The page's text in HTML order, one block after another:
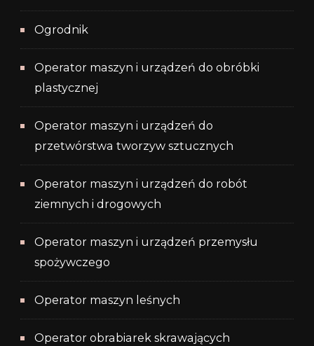
Ogrodnik
Operator maszyn i urządzeń do obróbki
plastycznej
Operator maszyn i urządzeń do
przetwórstwa tworzyw sztucznych
Operator maszyn i urządzeń do robót
ziemnych i drogowych
Operator maszyn i urządzeń przemysłu
spożywczego
Operator maszyn leśnych
Operator obrabiarek skrawających